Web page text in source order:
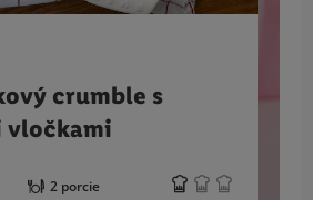
crumble s
vločkami
2 porcie